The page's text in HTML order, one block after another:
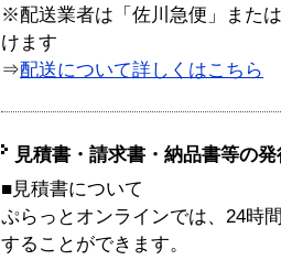
※配送業者は「佐川急便」また
けます
⇒配送について詳しくはこちら
見積書・請求書・納品書等の
■見積書について
ぷらっとオンラインでは、24時
することができます。